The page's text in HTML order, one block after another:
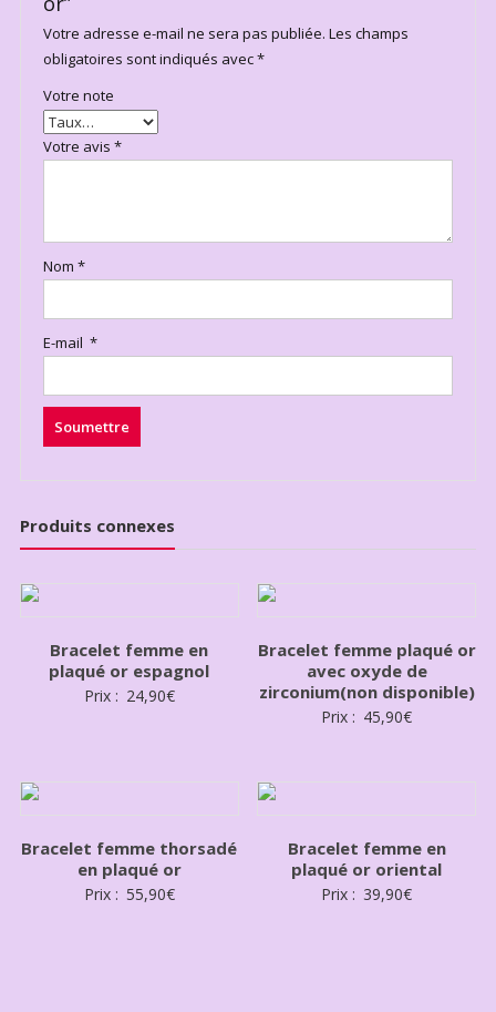
Votre adresse e-mail ne sera pas publiée. Les champs
obligatoires sont indiqués avec*
Votre note
Votre avis *
Nom *
E-mail *
Produits connexes
Bracelet femme en
plaqué or espagnol
Prix : 24,90€
Bracelet femme plaqué or
avec oxyde de
zirconium(non disponible)
Prix : 45,90€
Bracelet femme thorsadé
en plaqué or
Prix : 55,90€
Bracelet femme en
plaqué or oriental
Prix : 39,90€